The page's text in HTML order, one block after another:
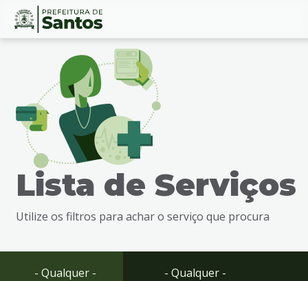
Ir
busca
Ir
Conteúdo
Lista de Serviços
Utilize os filtros para achar o serviço que procura
- Qualquer - - Qualquer -